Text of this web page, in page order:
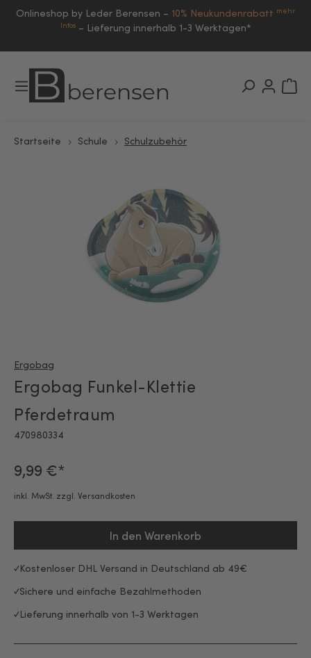
Onlineshop by Leder Berensen – 10% Neukundenrabatt mehr
Infos – Lieferung innerhalb 1-3 Werktagen*
Startseite Schule Schulzubehör
Ergobag
Ergobag Funkel-Klettie
Pferdetraum
470980334
9,99 €*
inkl. MwSt. zzgl. Versandkosten
In den Warenkorb
Kostenloser DHL Versand in Deutschland ab 49€
Sichere und einfache Bezahlmethoden
Lieferung innerhalb von 1-3 Werktagen